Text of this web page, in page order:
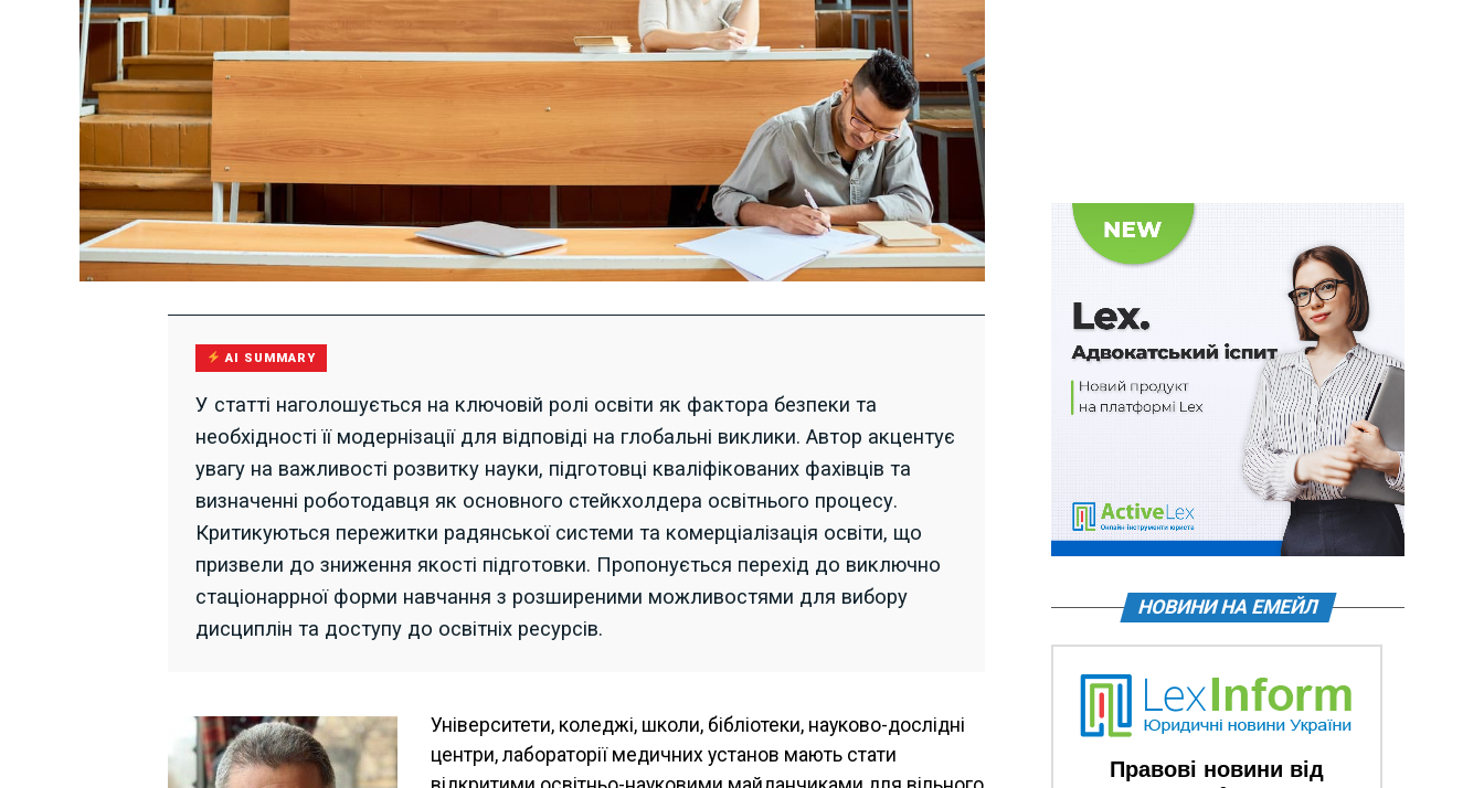
AI SUMMARY
У статті наголошується на ключовій ролі освіти як фактора безпеки та
необхідності її модернізації для відповіді на глобальні виклики. Автор акцентує
увагу на важливості розвитку науки, підготовці кваліфікованих фахівців та
визначенні роботодавця як основного стейкхолдера освітнього процесу.
Критикуються пережитки радянської системи та комерціалізація освіти, що
призвели до зниження якості підготовки. Пропонується перехід до виключно
стаціонаррної форми навчання з розширеними можливостями для вибору
дисциплін та доступу до освітніх ресурсів.
Університети, коледжі, школи, бібліотеки, науково-дослідні
центри, лабораторії медичних установ мають стати
НОВИНИ НА ЕМЕЙЛ
Правові новини від